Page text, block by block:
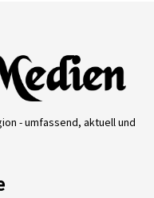
- umfassend, aktuell und